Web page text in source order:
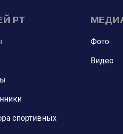
РТ
спортивных
Фото
Видео